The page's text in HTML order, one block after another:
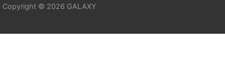
Copyright © 2026 GALAXY